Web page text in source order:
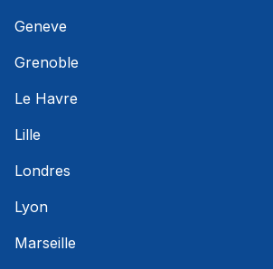
Geneve
Grenoble
Le Havre
Lille
Londres
Lyon
Marseille